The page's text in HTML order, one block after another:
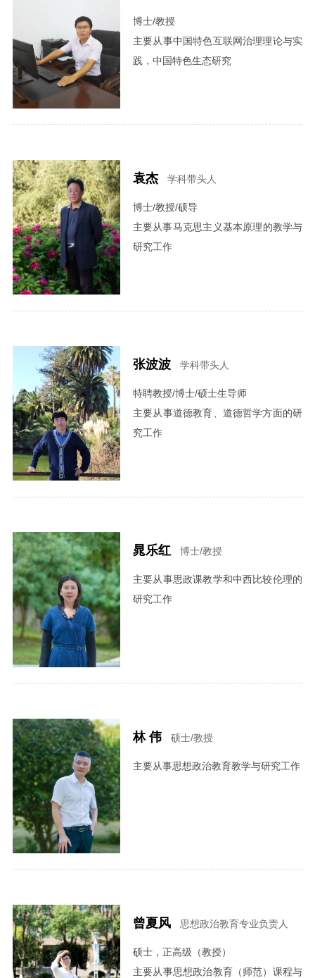
博士/教授
主要从事中国特色互联网治理理论与实
践，中国特色生态研究
袁杰 学科带头人
博士/教授/硕导
主要从事马克思​主义基本原理的教学与
研究工作
张波波 学科带头人
特聘教授/博士/硕士生导师
主要从事道德教育、道德哲学方面的研
究工作
晁乐红 博士/教授
主要从事思政课教学和中西比较伦理的
研究工作
林 伟 硕士/教授
主要从事思想政治教育教学与研究工作
曾夏风 思想政治教育专业负责人
硕士，正高级（教授）
主要从事思想政治教育（师范）课程与